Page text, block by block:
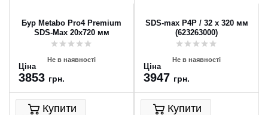
Бур Metabo Pro4 Premium
SDS-Max 20x720 мм
Не в наявності
Ціна
3853 грн.
Купити
SDS-max P4P / 32 x 320 мм
(623263000)
Не в наявності
Ціна
3947 грн.
Купити